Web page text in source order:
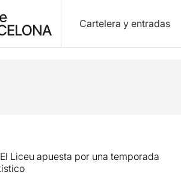
Cartelera y entradas
El Liceu apuesta por una temporada